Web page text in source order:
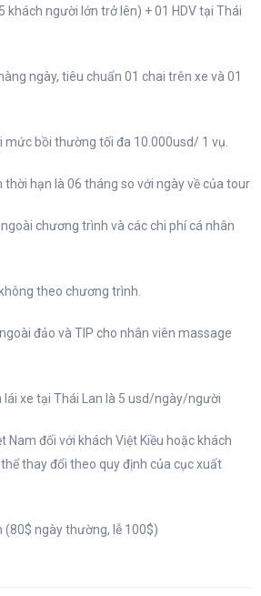
quan và tìm hiểu cách phòng và
thiện tuổi thọ con người, nâng
thiết yếu tại “Trung Tâm
cứu các sản phẩm hỗ trợ giấc
sẽ được trải nghiệm 01 tiếng
sạn, tự do khám phá Phố đèn
Bangkok. Sau đó tự do tham
hay chợ sỉ Platinum,… Quý
tự túc hoặc có thể tham khảo
tối và ngắm cảnh hoàng hôn
khách người lớn trở lên) + 01 HDV tại Thái
ngày, tiêu chuẩn 01 chai trên xe và 01
mức bồi thường tối đa 10.000usd/ 1 vụ.
thời hạn là 06 tháng so với ngày về của tour
chương trình và các chi phí cá nhân
theo chương trình.
đảo và TIP cho nhân viên massage
lái xe tại Thái Lan là 5 usd/ngày/người
Nam đối với khách Việt Kiều hoặc khách
thay đổi theo quy định của cục xuất
(80$ ngày thường, lễ 100$)